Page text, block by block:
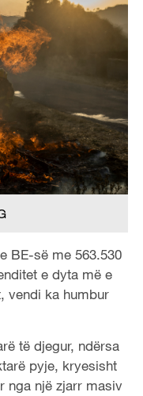
BE-së me 563.530
e dyta më e
vendi ka humbur
të djegur, ndërsa
pyje, kryesisht
nga një zjarr masiv